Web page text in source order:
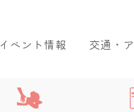
イベント情報 交通・